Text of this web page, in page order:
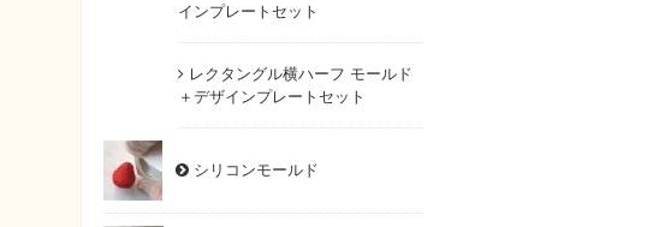
インプレートセット
レクタングル横ハーフ モールド
＋デザインプレートセット
シリコンモールド